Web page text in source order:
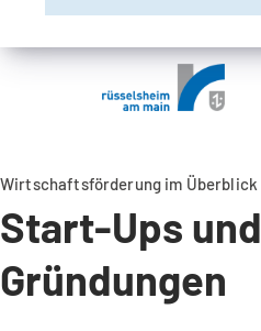
Wirtschaftsförderung im Überblick
Start-Ups und
Gründungen